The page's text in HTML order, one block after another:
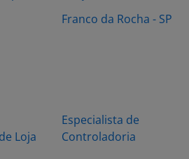
Franco da Rocha - SP
Loja
Especialista de
Controladoria